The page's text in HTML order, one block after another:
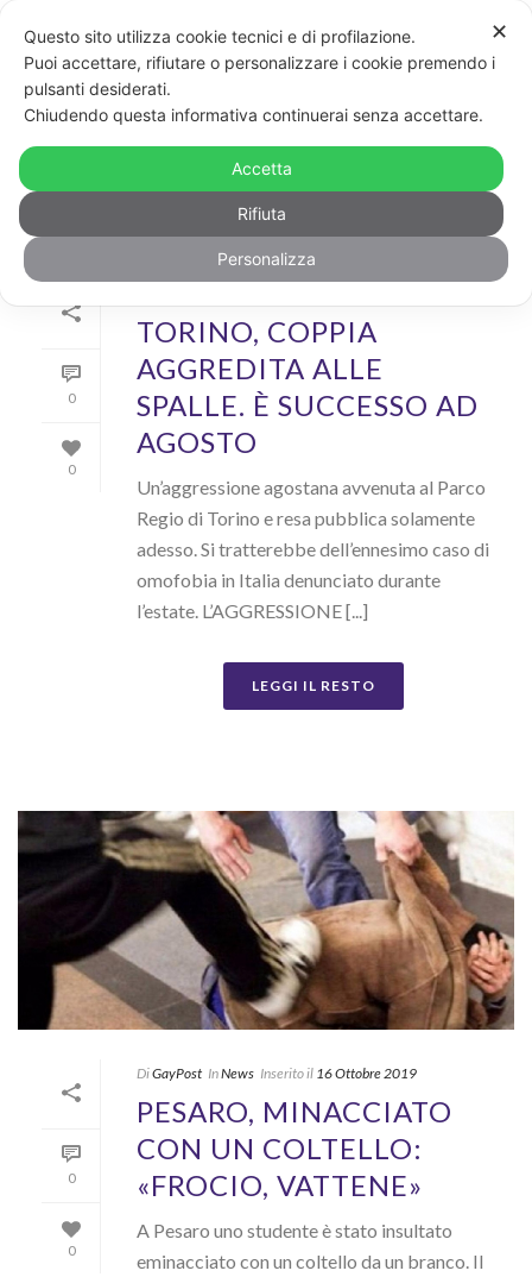
ARCHIVIO
Archivi Tag per: "aggressione omofobica"
0
0
TORINO, COPPIA
AGGREDITA ALLE
SPALLE. È SUCCESSO AD
AGOSTO
Un’aggressione agostana avvenuta al Parco
Regio di Torino e resa pubblica solamente
adesso. Si tratterebbe dell’ennesimo caso di
omofobia in Italia denunciato durante
l’estate. L’AGGRESSIONE [...]
LEGGI IL RESTO
0
0
DiGayPost InNews Inserito il 16 Ottobre 2019
PESARO, MINACCIATO
CON UN COLTELLO:
«FROCIO, VATTENE»
A Pesaro uno studente è stato insultato
eminacciato con un coltello da un branco. Il
✕
Questo sito utilizza cookie tecnici e di profilazione.
Puoi accettare, rifiutare o personalizzare i cookie premendo i
pulsanti desiderati.
Chiudendo questa informativa continuerai senza accettare.
Accetta
Rifiuta
Personalizza